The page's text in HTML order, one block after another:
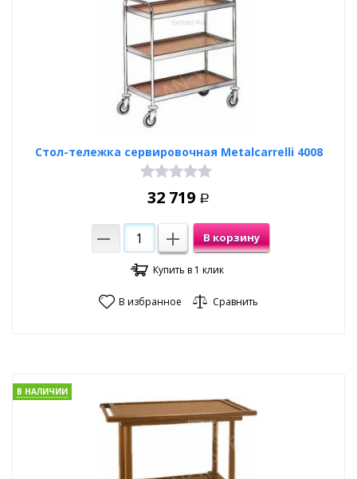
Стол-тележка сервировочная Metalcarrelli 4008
32 719 Р
В корзину
Купить в 1 клик
В избранное Сравнить
В НАЛИЧИИ